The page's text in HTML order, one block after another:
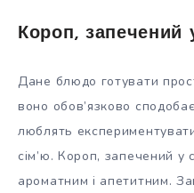
Короп, запечений
Дане блюдо готувати
воно обов’язково
люблять
сім’ю. Короп, запечений у
ароматним і апетитним.